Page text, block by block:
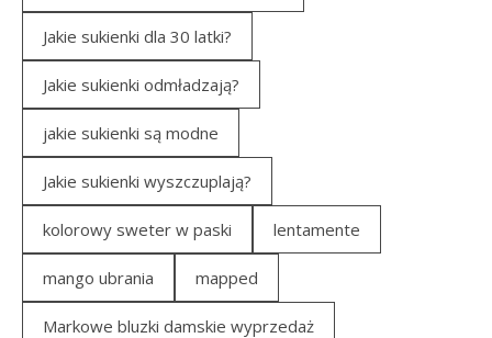
Jakie sukienki dla 30 latki?
Jakie sukienki odmładzają?
jakie sukienki są modne
Jakie sukienki wyszczuplają?
kolorowy sweter w paski lentamente
mango ubrania mapped
Markowe bluzki damskie wyprzedaż